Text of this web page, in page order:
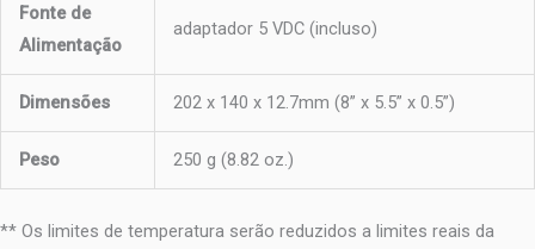
Fonte de
Alimentação
adaptador 5 VDC (incluso)
Dimensões 202 x 140 x 12.7mm (8” x 5.5” x 0.5”)
Peso 250 g (8.82 oz.)
** Os limites de temperatura serão reduzidos a limites reais da